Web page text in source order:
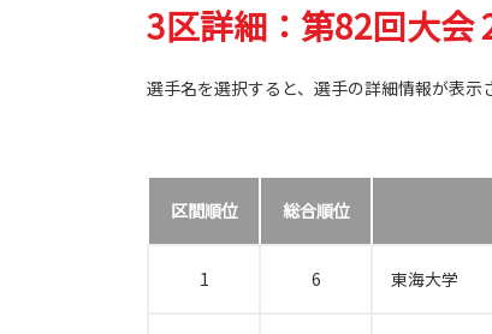
3区詳細：第82回大会
選手名を選択すると、選手の詳細情報が表示
区間順位 総合順位
1 6 東海大学